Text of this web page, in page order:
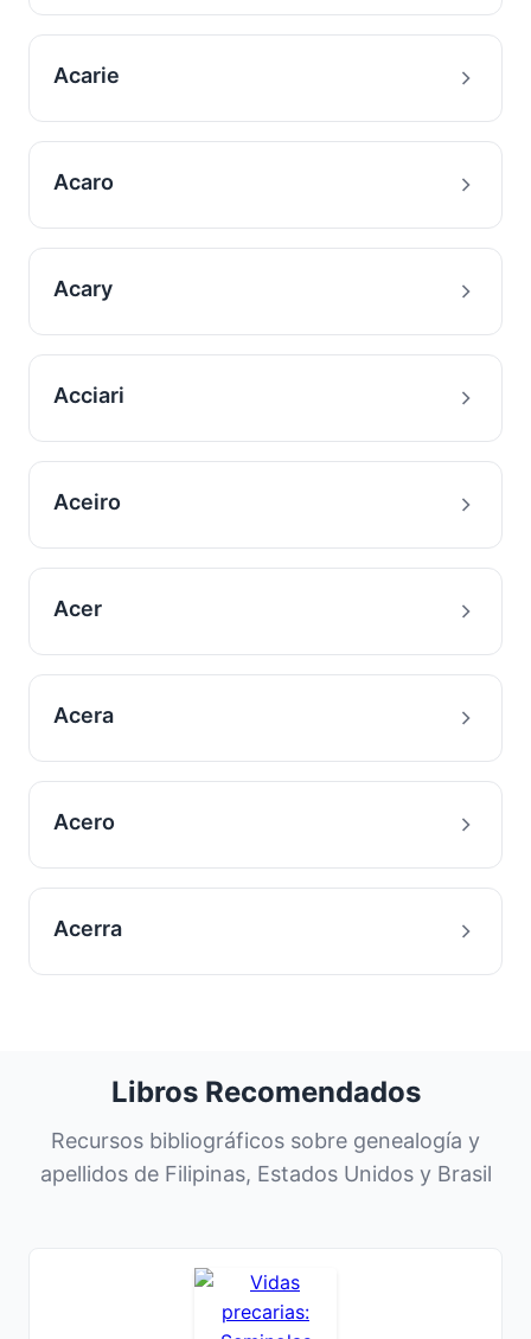
Acarie
Acaro
Acary
Acciari
Aceiro
Acer
Acera
Acero
Acerra
Libros Recomendados
Recursos bibliográficos sobre genealogía y
apellidos de Filipinas, Estados Unidos y Brasil